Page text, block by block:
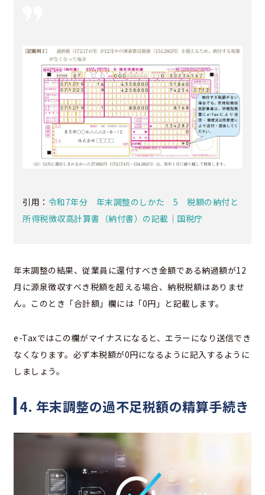
引用： 令和7年分 年末調整のしかた 5 税額の納付と
所得税徴収高計算書（納付書）の記載｜国税庁
年末調整の結果、従業員に還付すべき金額である納過額が12
月に源泉徴収すべき税額を超える場合、納税税額はありませ
ん。このとき「合計額」欄には「0円」と記載します。
e-Taxではこの欄がマイナスになると、エラーになり送信でき
なくなります。必ず本税額が0円になるように記入するように
しましょう。
4. 年末調整の過不足税額の精算手続き